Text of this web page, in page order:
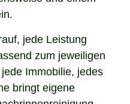
jede Leistung
zum jeweiligen
Immobilie, jedes
bringt eigene